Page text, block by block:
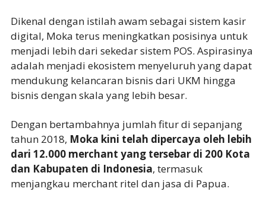
Dikenal dengan istilah awam sebagai sistem kasir
digital, Moka terus meningkatkan posisinya untuk
menjadi lebih dari sekedar sistem POS. Aspirasinya
adalah menjadi ekosistem menyeluruh yang dapat
mendukung kelancaran bisnis dari UKM hingga
bisnis dengan skala yang lebih besar.
Dengan bertambahnya jumlah fitur di sepanjang
tahun 2018, Moka kini telah dipercaya oleh lebih
dari 12.000 merchant yang tersebar di 200 Kota
dan Kabupaten di Indonesia, termasuk
menjangkau merchant ritel dan jasa di Papua.